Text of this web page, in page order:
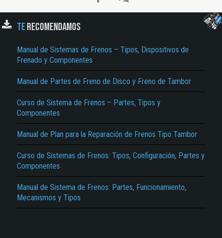
TERECOMENDAMOS
Manual de Sistemas de Frenos – Tipos, Dispositivos de
Frenado y Componentes
Manual de Partes de Freno de Disco y Freno de Tambor
Curso de Sistema de Frenos – Partes, Tipos y
Componentes
Manual de Plan para la Reparación de Frenos Tipo Tambor
Curso de Sistemas de Frenos: Tipos, Configuración, Partes y
Componentes
Manual de Sistema de Frenos: Partes, Funcionamiento,
Mecanismos y Tipos
El Título es incorrecto según el contenido.
No carga o no se visualiza el contenido.
Reportar otro tipo de error...